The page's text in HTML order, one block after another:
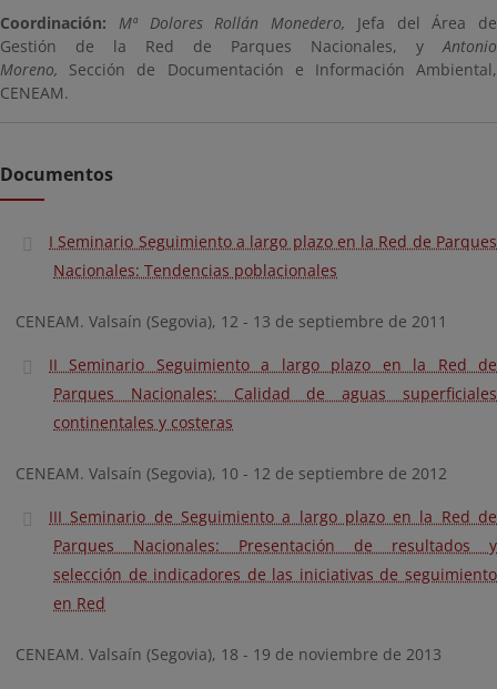
Coordinación: Mª Dolores Rollán Monedero,
Jefa del Área de
Gestión de la Red de Parques Nacionales, yAntonio
Moreno, Sección de Documentación e Información Ambiental,
CENEAM.
Documentos
I Seminario Seguimiento a largo plazo en la Red de Parques
Nacionales: Tendencias poblacionales
CENEAM. Valsaín (Segovia), 12 - 13 de septiembre de 2011
II Seminario Seguimiento a largo plazo en la Red de
Parques Nacionales: Calidad de aguas superficiales
continentales y costeras
CENEAM. Valsaín (Segovia), 10 - 12 de septiembre de 2012
III Seminario de Seguimiento a largo plazo en la Red de
Parques Nacionales: Presentación de resultados y
selección de indicadores de las iniciativas de seguimiento
en Red
CENEAM. Valsaín (Segovia), 18 - 19 de noviembre de 2013